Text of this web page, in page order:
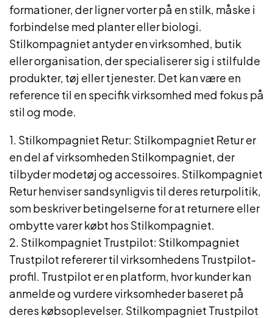
formationer, der ligner vorter på en stilk, måske i
forbindelse med planter eller biologi.
Stilkompagniet antyder en virksomhed, butik
eller organisation, der specialiserer sig i stilfulde
produkter, tøj eller tjenester. Det kan være en
reference til en specifik virksomhed med fokus på
stil og mode.
1. Stilkompagniet Retur: Stilkompagniet Retur er
en del af virksomheden Stilkompagniet, der
tilbyder modetøj og accessoires. Stilkompagniet
Retur henviser sandsynligvis til deres returpolitik,
som beskriver betingelserne for at returnere eller
ombytte varer købt hos Stilkompagniet.
2. Stilkompagniet Trustpilot: Stilkompagniet
Trustpilot refererer til virksomhedens Trustpilot-
profil. Trustpilot er en platform, hvor kunder kan
anmelde og vurdere virksomheder baseret på
deres købsoplevelser. Stilkompagniet Trustpilot